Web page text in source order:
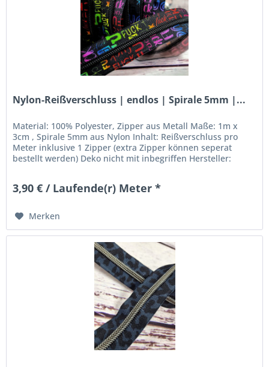
Nylon-Reißverschluss | endlos | Spirale 5mm |...
Material: 100% Polyester, Zipper aus Metall Maße: 1m x
3cm , Spirale 5mm aus Nylon Inhalt: Reißverschluss pro
Meter inklusive 1 Zipper (extra Zipper können seperat
bestellt werden) Deko nicht mit inbegriffen Hersteller:
3,90 € / Laufende(r) Meter *
Merken